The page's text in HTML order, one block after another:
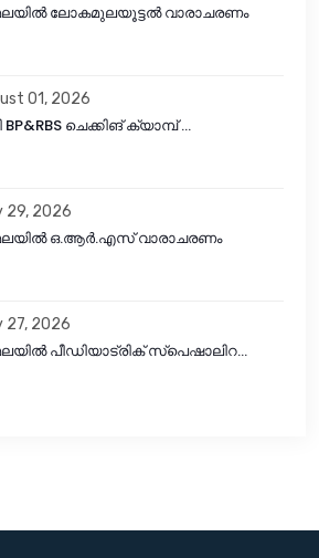
ലോകമുലയൂട്ടൽ വാരാചരണം
01, 2026
BP&RBS ചെക്കിങ് ക്യാമ്പ് ...
29, 2026
ഒ.ആർ.എസ് വാരാചരണം
27, 2026
പീഡിയാട്രിക് സ്പെഷാലിറ...